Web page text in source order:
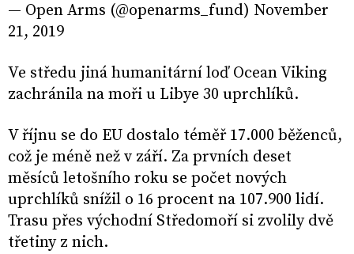
— Open Arms (@openarms_fund) November
21, 2019
Ve středu jiná humanitární loď Ocean Viking
zachránila na moři u Libye 30 uprchlíků.
V říjnu se do EU dostalo téměř 17.000 běženců,
což je méně než v září. Za prvních deset
měsíců letošního roku se počet nových
uprchlíků snížil o 16 procent na 107.900 lidí.
Trasu přes východní Středomoří si zvolily dvě
třetiny z nich.